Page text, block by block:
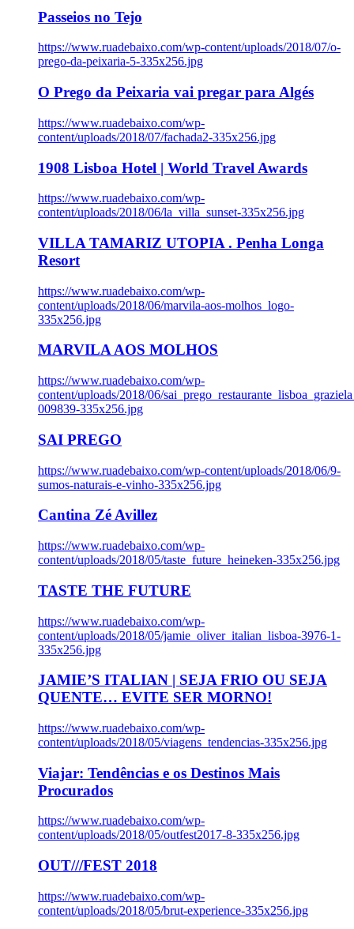
Passeios no Tejo
https://www.ruadebaixo.com/wp-content/uploads/2018/07/o-
prego-da-peixaria-5-335x256.jpg
O Prego da Peixaria vai pregar para Algés
https://www.ruadebaixo.com/wp-
content/uploads/2018/07/fachada2-335x256.jpg
1908 Lisboa Hotel | World Travel Awards
https://www.ruadebaixo.com/wp-
content/uploads/2018/06/la_villa_sunset-335x256.jpg
VILLA TAMARIZ UTOPIA . Penha Longa
Resort
https://www.ruadebaixo.com/wp-
content/uploads/2018/06/marvila-aos-molhos_logo-
335x256.jpg
MARVILA AOS MOLHOS
https://www.ruadebaixo.com/wp-
content/uploads/2018/06/
009839-335x256.jpg
SAI PREGO
https://www.ruadebaixo.com/wp-content/uploads/2018/06/9-
sumos-naturais-e-vinho-335x256.jpg
Cantina Zé Avillez
https://www.ruadebaixo.com/wp-
content/uploads/2018/05/taste_future_heineken-335x256.jpg
TASTE THE FUTURE
https://www.ruadebaixo.com/wp-
content/uploads/2018/05/jamie_oliver_italian_lisboa-3976-1-
335x256.jpg
JAMIE’S ITALIAN | SEJA FRIO OU SEJA
QUENTE… EVITE SER MORNO!
https://www.ruadebaixo.com/wp-
content/uploads/2018/05/viagens_tendencias-335x256.jpg
Viajar: Tendências e os Destinos Mais
Procurados
https://www.ruadebaixo.com/wp-
content/uploads/2018/05/outfest2017-8-335x256.jpg
OUT///FEST 2018
https://www.ruadebaixo.com/wp-
content/uploads/2018/05/brut-experience-335x256.jpg